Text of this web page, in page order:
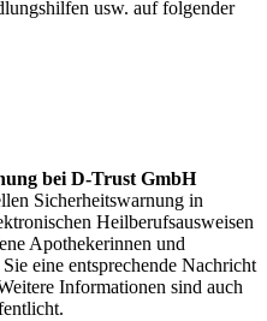
usw. auf folgender
bei D-Trust GmbH
Sicherheitswarnung in
Heilberufsausweisen
Apothekerinnen und
eine entsprechende Nachricht
Informationen sind auch